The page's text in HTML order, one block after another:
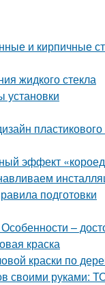
и кирпичные
жидкого стекла
установки
эффект
подготовки
–
краска
краски по
своими руками: